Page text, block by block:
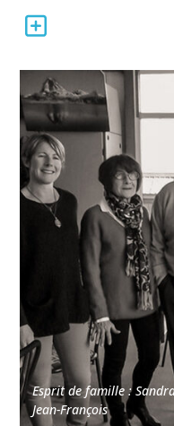
Esprit de famille :
Jean-François